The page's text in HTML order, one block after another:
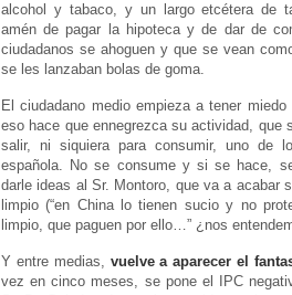
alcohol y tabaco, y un largo etcétera de
amén de pagar la hipoteca y de dar de
ciudadanos se ahoguen y que se vean
se les lanzaban bolas de goma.
El ciudadano medio empieza a tener
eso hace que ennegrezca su actividad, que
salir, ni siquiera para consumir, uno de
española. No se consume y si se hace,
darle ideas al Sr. Montoro, que va a acabar
limpio (“en China lo tienen sucio y no
limpio, que paguen por ello…” ¿nos
Y entre medias, vuelve a aparecer el
vez en cinco meses, se pone el IPC